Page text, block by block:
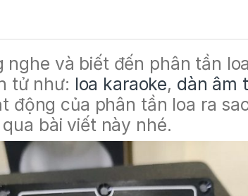
và biết đến phân tần
tử như: loa karaoke, dàn âm
động của phân tần loa ra
bài viết này nhé.